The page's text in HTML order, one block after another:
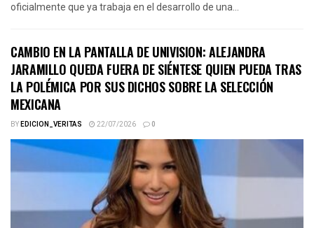
oficialmente que ya trabaja en el desarrollo de una...
CAMBIO EN LA PANTALLA DE UNIVISION: ALEJANDRA
JARAMILLO QUEDA FUERA DE SIÉNTESE QUIEN PUEDA TRAS
LA POLÉMICA POR SUS DICHOS SOBRE LA SELECCIÓN
MEXICANA
BYEDICION_VERITAS 22/07/2026 0